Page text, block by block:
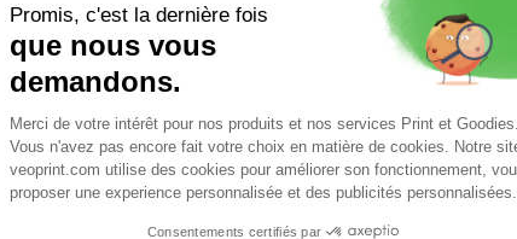
Chaque produit certifié GRS respecte des standards
stricts en matière d’impact environnemental, de
traçabilité et de conditions de travail.
Communiquez avec impact grâce à nos
Chez Veoprint, nous proposons des goodies certifiés GRS,
respectant l’environnement.